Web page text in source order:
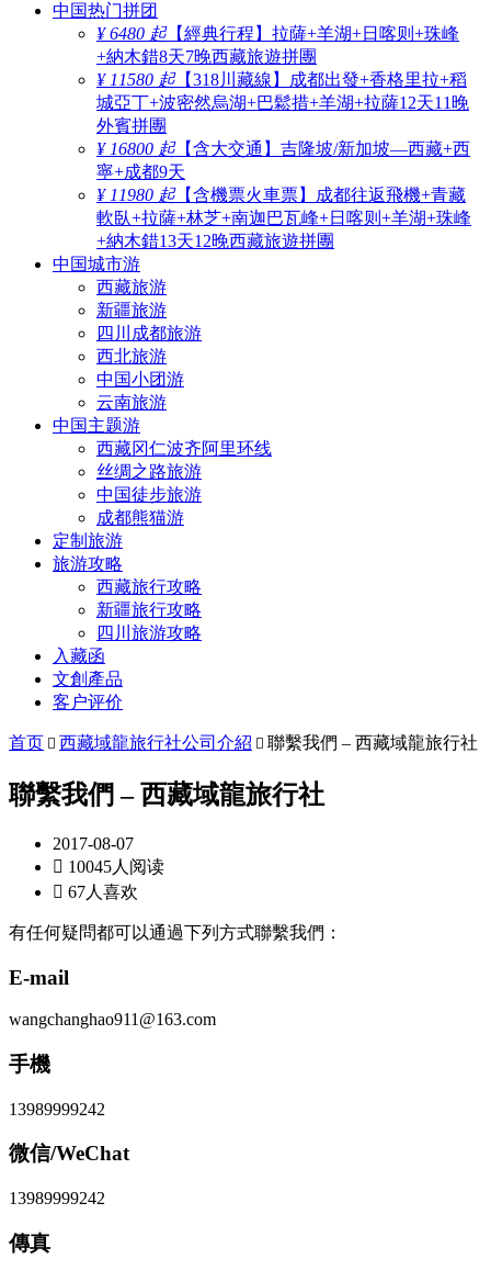
中国热门拼团
¥ 6480 起【經典行程】拉薩+羊湖+日喀则+珠峰
+納木錯8天7晚西藏旅遊拼團
¥ 11580 起【318川藏線】成都出發+香格里拉+稻
城亞丁+波密然烏湖+巴鬆措+羊湖+拉薩12天11晚
外賓拼團
¥ 16800 起【含大交通】吉隆坡/新加坡—西藏+西
寧+成都9天
¥ 11980 起【含機票火車票】成都往返飛機+青藏
軟臥+拉薩+林芝+南迦巴瓦峰+日喀则+羊湖+珠峰
+納木錯13天12晚西藏旅遊拼團
中国城市游
西藏旅游
新疆旅游
四川成都旅游
西北旅游
中国小团游
云南旅游
中国主题游
西藏冈仁波齐阿里环线
丝绸之路旅游
中国徒步旅游
成都熊猫游
定制旅游
旅游攻略
西藏旅行攻略
新疆旅行攻略
四川旅游攻略
入藏函
文創產品
客户评价
首页  西藏域龍旅行社公司介紹  聯繫我們 – 西藏域龍旅行社
聯繫我們 – 西藏域龍旅行社
2017-08-07
 10045人阅读
 67人喜欢
有任何疑問都可以通過下列方式聯繫我們：
E-mail
wangchanghao911@163.com
手機
13989999242
微信/WeChat
13989999242
傳真